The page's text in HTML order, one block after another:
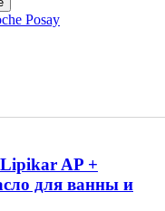
Posay
AP +
для ванны и